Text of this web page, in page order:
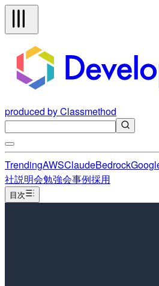
produced by Classmethod
TrendingAWSClaudeBedrock
社説明会勉強会事例採用
目次